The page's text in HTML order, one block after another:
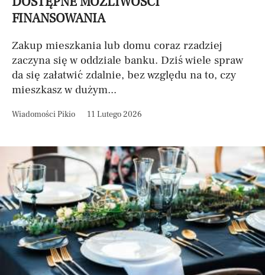
FINANSOWANIA
Zakup mieszkania lub domu coraz rzadziej
zaczyna się w oddziale banku. Dziś wiele spraw
da się załatwić zdalnie, bez względu na to, czy
mieszkasz w dużym...
Wiadomości Pikio 11 Lutego 2026